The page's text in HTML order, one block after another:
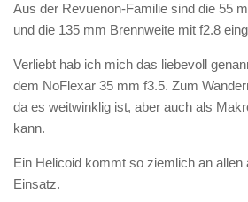
Aus der Revuenon-Familie sind die 55
und die 135 mm Brennweite mit f2.8
Verliebt hab ich mich das liebevoll
dem NoFlexar 35 mm f3.5. Zum
da es weitwinklig ist, aber auch als
kann.
Ein Helicoid kommt so ziemlich an allen
Einsatz.